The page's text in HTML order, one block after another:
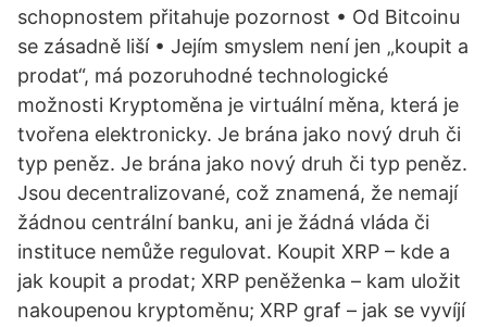
schopnostem přitahuje pozornost • Od Bitcoinu
se zásadně liší • Jejím smyslem není jen „koupit a
prodat“, má pozoruhodné technologické
možnosti Kryptoměna je virtuální měna, která je
tvořena elektronicky. Je brána jako nový druh či
typ peněz. Je brána jako nový druh či typ peněz.
Jsou decentralizované, což znamená, že nemají
žádnou centrální banku, ani je žádná vláda či
instituce nemůže regulovat. Koupit XRP – kde a
jak koupit a prodat; XRP peněženka – kam uložit
nakoupenou kryptoměnu; XRP graf – jak se vyvíjí